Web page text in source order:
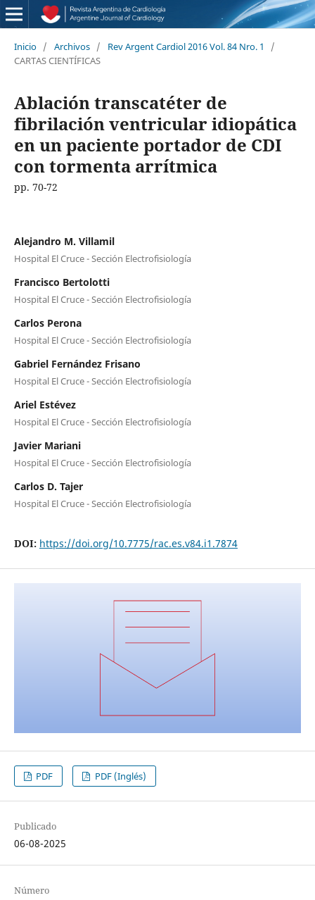
Inicio / Archivos / Rev Argent Cardiol 2016 Vol. 84 Nro. 1
/
CARTAS CIENTÍFICAS
Ablación transcatéter de
fibrilación ventricular idiopática
en un paciente portador de CDI
con tormenta arrítmica
pp. 70-72
Alejandro M. Villamil
Hospital El Cruce - Sección Electrofisiología
Francisco Bertolotti
Hospital El Cruce - Sección Electrofisiología
Carlos Perona
Hospital El Cruce - Sección Electrofisiología
Gabriel Fernández Frisano
Hospital El Cruce - Sección Electrofisiología
Ariel Estévez
Hospital El Cruce - Sección Electrofisiología
Javier Mariani
Hospital El Cruce - Sección Electrofisiología
Carlos D. Tajer
Hospital El Cruce - Sección Electrofisiología
DOI: https://doi.org/10.7775/rac.es.v84.i1.7874
PDF PDF (Inglés)
Publicado
06-08-2025
Número